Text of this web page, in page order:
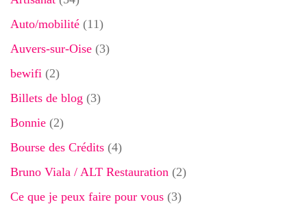
Auto/mobilité (11)
Auvers-sur-Oise (3)
bewifi (2)
Billets de blog (3)
Bonnie (2)
Bourse des Crédits (4)
Bruno Viala / ALT Restauration (2)
Ce que je peux faire pour vous (3)